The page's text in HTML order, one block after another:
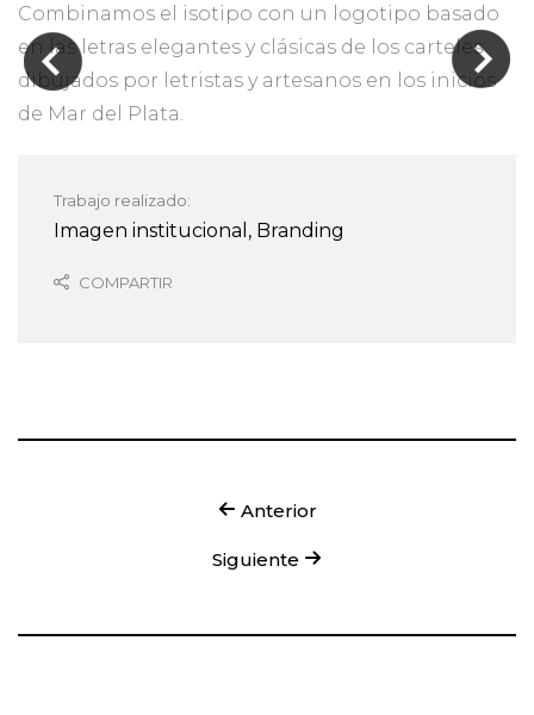
Combinamos el isotipo con un logotipo basado
en las letras elegantes y clásicas de los carteles
dibujados por letristas y artesanos en los inicios
de Mar del Plata.
Trabajo realizado:
Imagen institucional, Branding
COMPARTIR
Anterior
Siguiente